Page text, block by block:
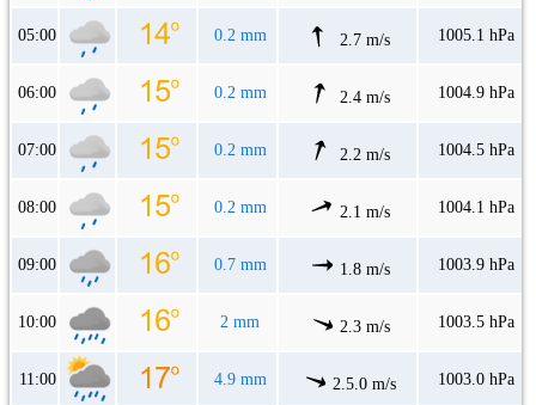
05:00 0.2 mm 2.7 m/s 1005.1 hPa
06:00 0.2 mm 2.4 m/s 1004.9 hPa
07:00 0.2 mm 2.2 m/s 1004.5 hPa
08:00 0.2 mm 2.1 m/s 1004.1 hPa
09:00 0.7 mm 1.8 m/s 1003.9 hPa
10:00 2 mm 2.3 m/s 1003.5 hPa
11:00 4.9 mm 2.5.0 m/s 1003.0 hPa